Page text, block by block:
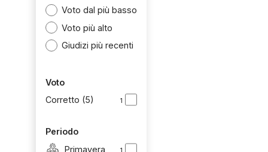
Voto dal più basso
Voto più alto
Giudizi più recenti
Voto
Corretto (5)
1
Periodo
Primavera
1